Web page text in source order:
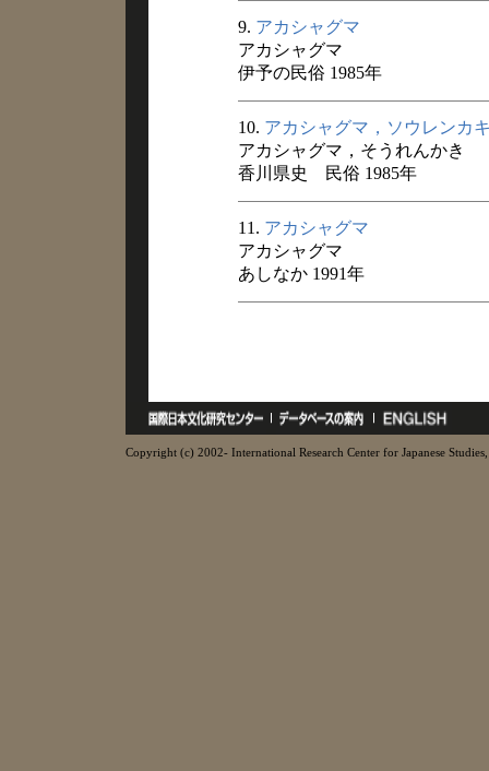
9. アカシャグマ
アカシャグマ
伊予の民俗 1985年
10. アカシャグマ，ソウレンカ
アカシャグマ，そうれんかき
香川県史 民俗 1985年
11. アカシャグマ
アカシャグマ
あしなか 1991年
Copyright (c) 2002- International Research Center for Japanese